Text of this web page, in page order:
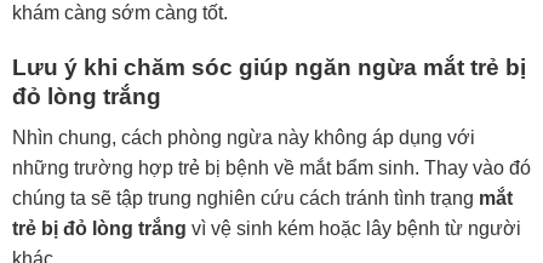
khám càng sớm càng tốt.
Lưu ý khi chăm sóc giúp ngăn ngừa mắt trẻ bị
đỏ lòng trắng
Nhìn chung, cách phòng ngừa này không áp dụng với
những trường hợp trẻ bị bệnh về mắt bẩm sinh. Thay vào đó
chúng ta sẽ tập trung nghiên cứu cách tránh tình trạng mắt
trẻ bị đỏ lòng trắng vì vệ sinh kém hoặc lây bệnh từ người